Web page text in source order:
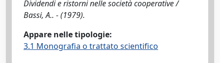
Dividendi e ristorni nelle società cooperative /
Bassi, A.. - (1979).
Appare nelle tipologie:
3.1 Monografia o trattato scientifico